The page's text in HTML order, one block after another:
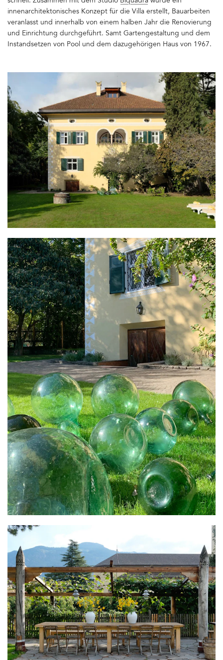
innenarchitektonisches Konzept für die Villa erstellt, Bauarbeiten
veranlasst und innerhalb von einem halben Jahr die Renovierung
und Einrichtung durchgeführt. Samt Gartengestaltung und dem
Instandsetzen von Pool und dem dazugehörigen Haus von 1967.